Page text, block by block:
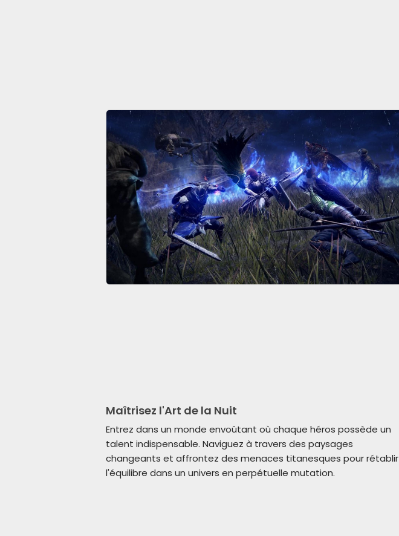
Maîtrisez l'Art de la Nuit
Entrez dans un monde envoûtant où chaque héros possède un
talent indispensable. Naviguez à travers des paysages
changeants et affrontez des menaces titanesques pour rétablir
l'équilibre dans un univers en perpétuelle mutation.